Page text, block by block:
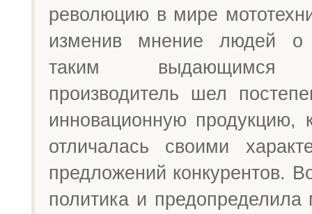
революцию в мире
изменив мнение людей
таким выдающимся
производитель шел
инновационную продукцию,
отличалась своими
предложений конкурентов.
политика и предопределила